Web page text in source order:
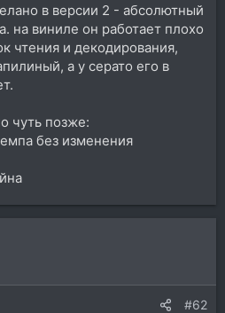
в версии 2 - абсолютный
на виниле он работает плохо
чтения и декодирования,
а у серато его в
чуть позже:
без изменения
#62